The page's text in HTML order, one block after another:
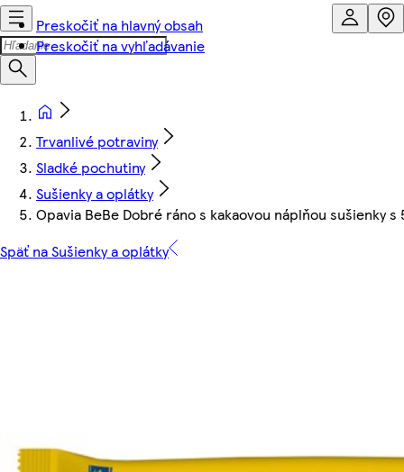
Preskočiť na hlavný obsah
Preskočiť na vyhľadávanie
Trvanlivé potraviny
Sladké pochutiny
Sušienky a oplátky
Opavia BeBe Dobré ráno s kakaovou náplňou sušienky
Späť na Sušienky a oplátky